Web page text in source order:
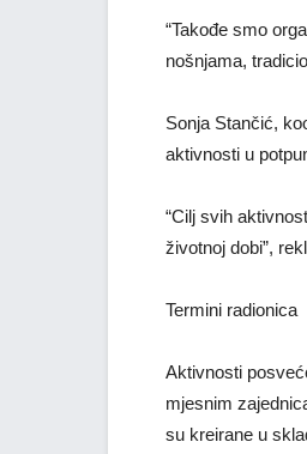
“Takođe smo
nošnjama,
Sonja Stančić,
aktivnosti u
“Cilj svih
životnoj dobi”,
Termini radionica
Aktivnosti
mjesnim
su kreirane u